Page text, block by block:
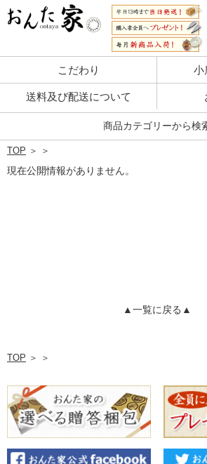
こだわり 小
送料及び配送について
TOP ＞ ＞
現在公開情報がありません。
▲一覧に戻る▲
TOP ＞ ＞
商品カテゴリーから検